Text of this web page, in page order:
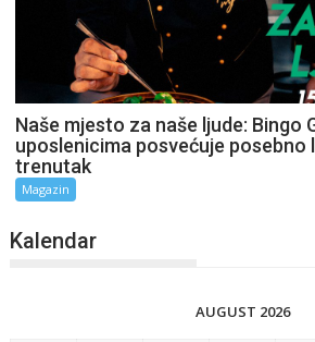
Naše mjesto za naše ljude: Bingo
uposlenicima posvećuje posebno
trenutak
Magazin
Kalendar
AUGUST 2026